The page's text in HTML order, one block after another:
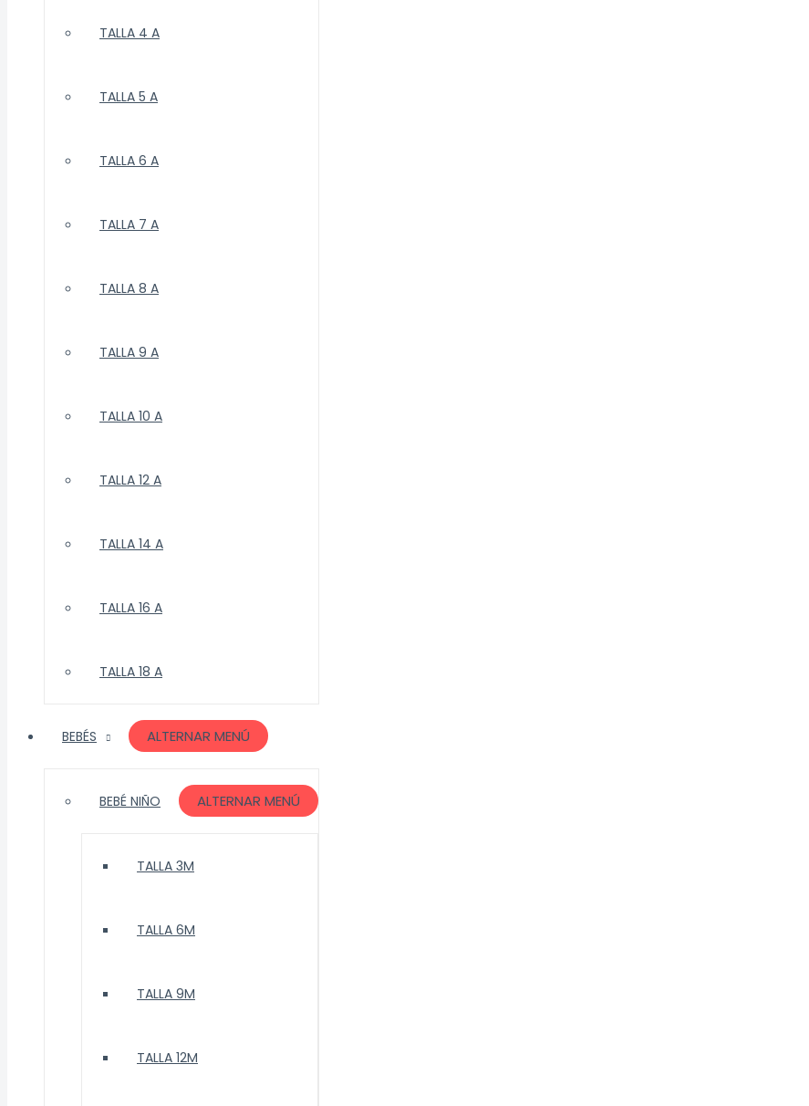
TALLA 4 A
TALLA 5 A
TALLA 6 A
TALLA 7 A
TALLA 8 A
TALLA 9 A
TALLA 10 A
TALLA 12 A
TALLA 14 A
TALLA 16 A
TALLA 18 A
BEBÉS ALTERNAR MENÚ
BEBÉ NIÑO ALTERNAR MENÚ
TALLA 3M
TALLA 6M
TALLA 9M
TALLA 12M